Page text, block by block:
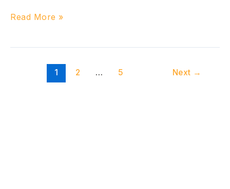
Read More »
1 2 … 5 Next →